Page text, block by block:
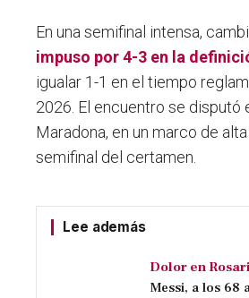
En una semifinal intensa,
impuso por 4-3 en la
igualar 1-1 en el tiempo
2026. El encuentro se disputó
Maradona, en un marco de
semifinal del certamen.
Lee además
Dolor en
Messi, a los 68